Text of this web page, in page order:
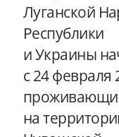
Луганской
Республики
и Украины
с 24 февраля
на